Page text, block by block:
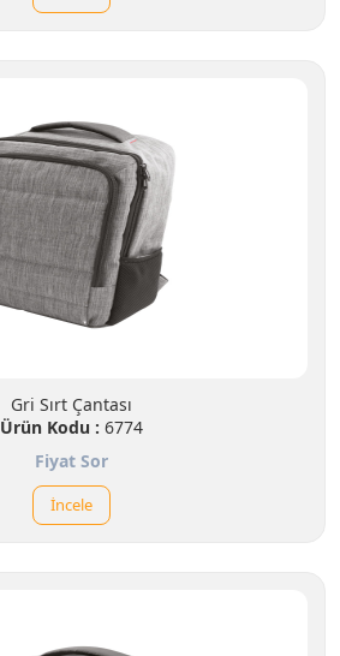
Gri Sırt Çantası
Ürün Kodu : 6774
Fiyat Sor
İncele